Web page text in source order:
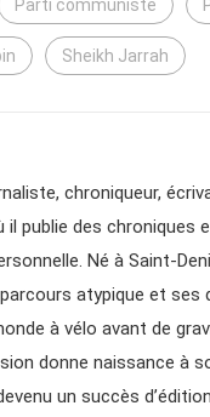
Parti communiste
Sheikh Jarrah
chroniqueur,
il publie des
Né à Saint-
atypique et
à vélo avant de
donne naissance à
un succès